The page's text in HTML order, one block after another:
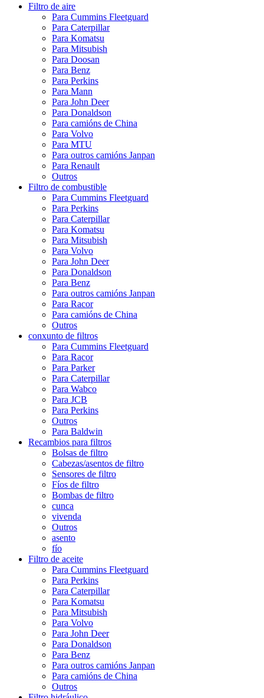
Filtro de aire
Para Cummins Fleetguard
Para Caterpillar
Para Komatsu
Para Mitsubish
Para Doosan
Para Benz
Para Perkins
Para Mann
Para John Deer
Para Donaldson
Para camións de China
Para Volvo
Para MTU
Para outros camións Janpan
Para Renault
Outros
Filtro de combustible
Para Cummins Fleetguard
Para Perkins
Para Caterpillar
Para Komatsu
Para Mitsubish
Para Volvo
Para John Deer
Para Donaldson
Para Benz
Para outros camións Janpan
Para Racor
Para camións de China
Outros
conxunto de filtros
Para Cummins Fleetguard
Para Racor
Para Parker
Para Caterpillar
Para Wabco
Para JCB
Para Perkins
Outros
Para Baldwin
Recambios para filtros
Bolsas de filtro
Cabezas/asentos de filtro
Sensores de filtro
Fíos de filtro
Bombas de filtro
cunca
vivenda
Outros
asento
fío
Filtro de aceite
Para Cummins Fleetguard
Para Perkins
Para Caterpillar
Para Komatsu
Para Mitsubish
Para Volvo
Para John Deer
Para Donaldson
Para Benz
Para outros camións Janpan
Para camións de China
Outros